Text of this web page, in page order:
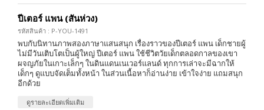
ปีเตอร์ แพน (สันห่วง)
รหัสสินค้า : P-YOU-1491
พบกับนิทานภาพสองภาษาแสนสนุก เรื่องราวของปีเตอร์ แพน เด็กชายผู้
ไม่มีวันเติบโตเป็นผู้ใหญ่ ปีเตอร์ แพน ใช้ชีวิตวัยเด็กตลอดกาลของเขา
ผจญภัยในเกาะเล็กๆ ในดินแดนเนเวอร์แลนด์ ทุกการเล่าจะมีฉากให้
เด็กๆ ดูแบบจัดเต็มทั้งหน้า ในส่วนเนื้อหาก็อ่านง่าย เข้าใจง่าย แถมสนุก
อีกด้วย
ดูรายละเอียดเพิ่มเติม